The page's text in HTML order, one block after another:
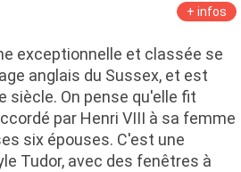
+ infos
exceptionnelle et classée se
anglais du Sussex, et est
siècle. On pense qu'elle fit
par Henri VIII à sa femme
six épouses. C'est une
Tudor, avec des fenêtres à